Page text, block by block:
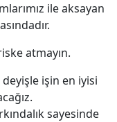
ile aksayan
atmayın.
işin en iyisi
sayesinde